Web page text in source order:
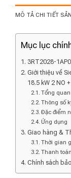
MÔ TẢ CHI TIẾT
Mục lục
3RT2028-
Giới thiệu về
18.5 kW 2 NO
Tổng quan
Thông số
Đặc điểm
Ứng dụng
Giao hàng &
Thời gian
Thanh toán
Chính sách